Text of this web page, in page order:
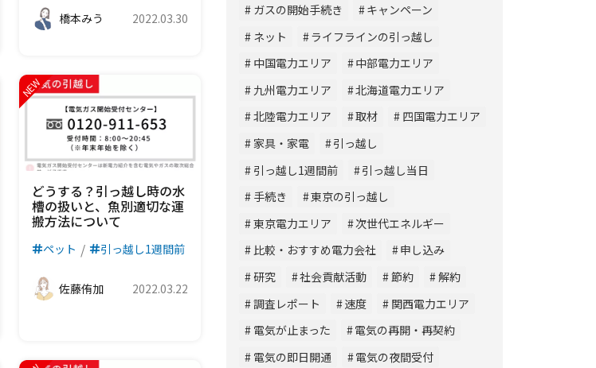
橋本みう 2022.03.30
どうする？引っ越し時の水
槽の扱いと、魚別適切な運
搬方法について
ペット 引っ越し1週間前
佐藤侑加 2022.03.22
ガスの開始手続き
キャンペーン
ネット
ライフラインの引っ越し
中国電力エリア
中部電力エリア
九州電力エリア
北海道電力エリア
北陸電力エリア
取材
四国電力エリア
家具・家電
引っ越し
引っ越し1週間前
引っ越し当日
手続き
東京の引っ越し
東京電力エリア
次世代エネルギー
比較・おすすめ電力会社
申し込み
研究
社会貢献活動 節約
解約
調査レポート
速度
関西電力エリア
電気が止まった
電気の再開・再契約
電気の即日開通
電気の夜間受付